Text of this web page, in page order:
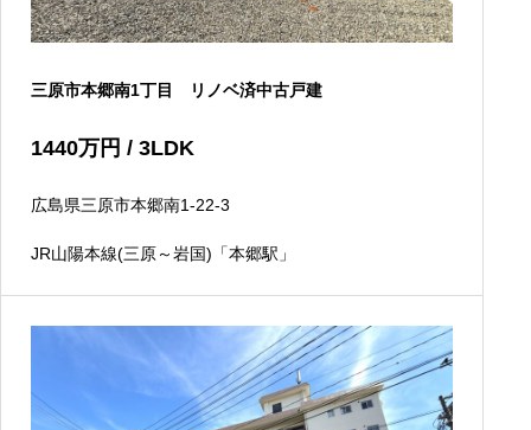
三原市本郷南1丁目 リノベ済中古戸建
1440万円 / 3LDK
広島県三原市本郷南1-22-3
JR山陽本線(三原～岩国)「本郷駅」